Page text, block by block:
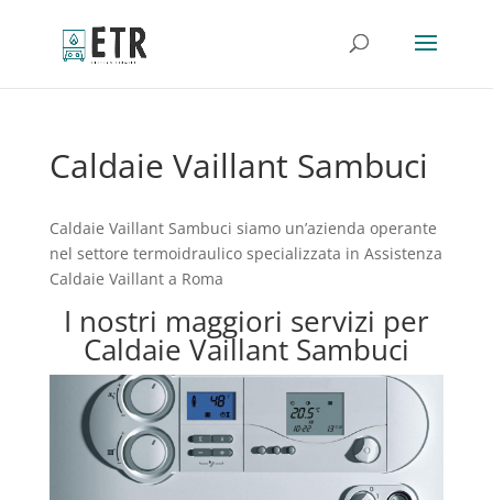
Caldaie Vaillant Sambuci
Caldaie Vaillant Sambuci siamo un’azienda operante
nel settore termoidraulico specializzata in Assistenza
Caldaie Vaillant a Roma
I nostri maggiori servizi per
Caldaie Vaillant Sambuci